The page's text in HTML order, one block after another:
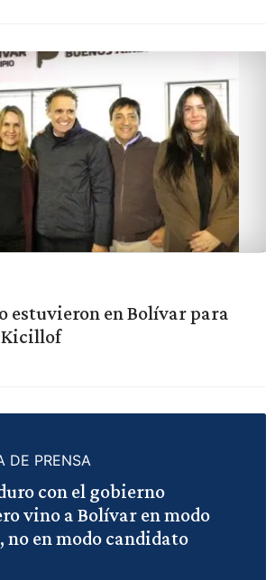
estuvieron en Bolívar para
Kicillof
DE PRENSA
con el gobierno
vino a Bolívar en modo
no en modo candidato